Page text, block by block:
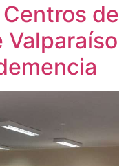
de
Valparaíso